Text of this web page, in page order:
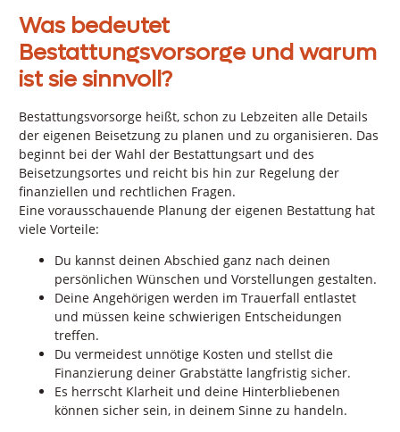
Was bedeutet
Bestattungsvorsorge und warum
ist sie sinnvoll?
Bestattungsvorsorge heißt, schon zu Lebzeiten alle Details
der eigenen Beisetzung zu planen und zu organisieren. Das
beginnt bei der Wahl der Bestattungsart und des
Beisetzungsortes und reicht bis hin zur Regelung der
finanziellen und rechtlichen Fragen.
Eine vorausschauende Planung der eigenen Bestattung hat
viele Vorteile:
Du kannst deinen Abschied ganz nach deinen
persönlichen Wünschen und Vorstellungen gestalten.
Deine Angehörigen werden im Trauerfall entlastet
und müssen keine schwierigen Entscheidungen
treffen.
Du vermeidest unnötige Kosten und stellst die
Finanzierung deiner Grabstätte langfristig sicher.
Es herrscht Klarheit und deine Hinterbliebenen
können sicher sein, in deinem Sinne zu handeln.